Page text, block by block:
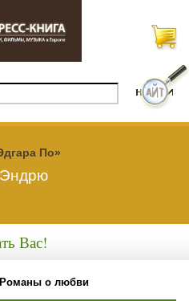
По»
Вас!
Романы о любви